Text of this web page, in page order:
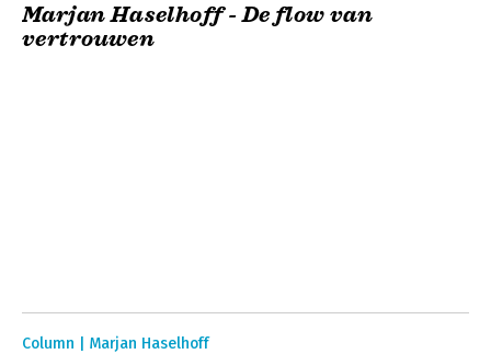
Marjan Haselhoff - De flow van
vertrouwen
Column | Marjan Haselhoff